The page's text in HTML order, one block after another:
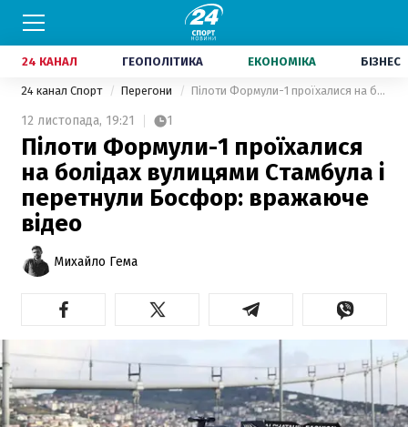
24 КАНАЛ ГЕОПОЛІТИКА ЕКОНОМІКА БІЗНЕС
24 канал Спорт Перегони Пілоти Формули-1 проїхалися на болідах вулицями Стамбула і перетнули Босфор: вражаюче відео
12 листопада, 19:21 1
Пілоти Формули-1 проїхалися
на болідах вулицями Стамбула і
перетнули Босфор: вражаюче
відео
Михайло Гема